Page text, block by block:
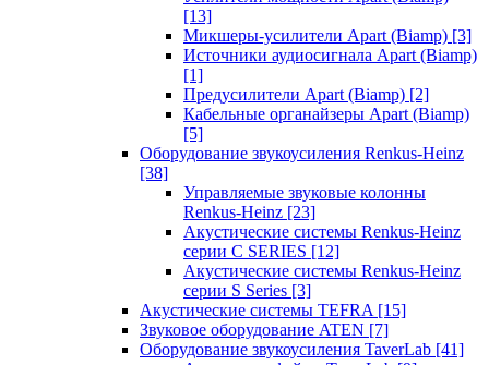
[13]
Микшеры-усилители Apart (Biamp) [3]
Источники аудиосигнала Apart (Biamp)
[1]
Предусилители Apart (Biamp) [2]
Кабельные органайзеры Apart (Biamp)
[5]
Оборудование звукоусиления Renkus-Heinz
[38]
Управляемые звуковые колонны
Renkus-Heinz [23]
Акустические системы Renkus-Heinz
серии C SERIES [12]
Акустические системы Renkus-Heinz
серии S Series [3]
Акустические системы TEFRA [15]
Звуковое оборудование ATEN [7]
Оборудование звукоусиления TaverLab [41]